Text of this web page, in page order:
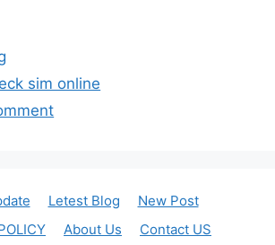
sim online
Letest Blog
New Post
About Us Contact US